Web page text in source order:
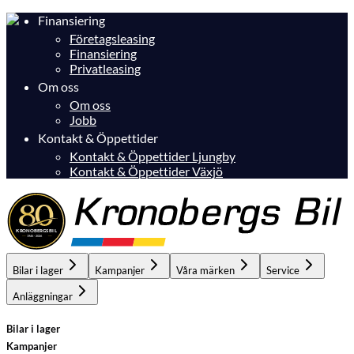
Finansiering
Företagsleasing
Finansiering
Privatleasing
Om oss
Om oss
Jobb
Kontakt & Öppettider
Kontakt & Öppettider Ljungby
Kontakt & Öppettider Växjö
Bilar i lager Kampanjer Våra märken Service
Anläggningar
Bilar i lager
Kampanjer